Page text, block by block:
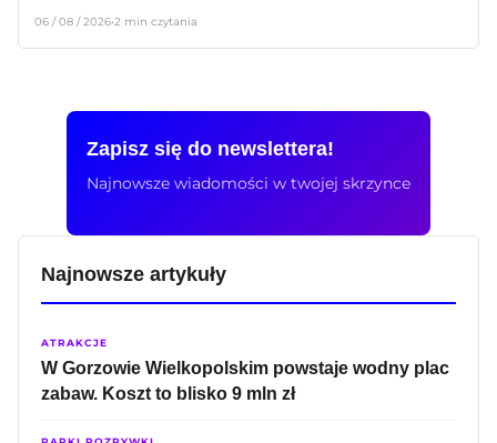
06 / 08 / 2026•2 min czytania
Zapisz się do newslettera!
Najnowsze wiadomości w twojej skrzynce
Najnowsze artykuły
ATRAKCJE
W Gorzowie Wielkopolskim powstaje wodny plac
zabaw. Koszt to blisko 9 mln zł